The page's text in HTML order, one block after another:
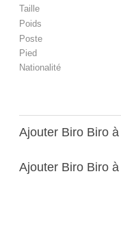
Taille
Poids
Poste
Pied
Nationalité
Ajouter Biro Biro
Ajouter Biro Biro